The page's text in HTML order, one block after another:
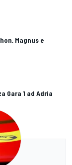
Magnus e
Gara 1 ad Adria